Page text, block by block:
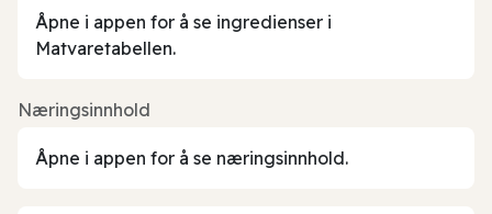
Åpne i appen for å se ingredienser i
Matvaretabellen.
Næringsinnhold
Åpne i appen for å se næringsinnhold.